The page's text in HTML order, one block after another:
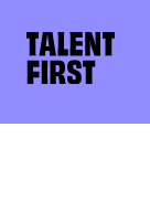
Etusivulle